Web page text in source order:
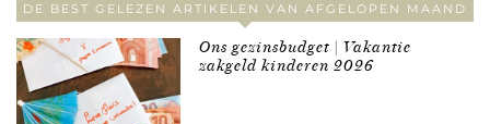
DE BEST GELEZEN ARTIKELEN VAN AFGELOPEN MAAND
Ons gezinsbudget | Vakantie
zakgeld kinderen 2026